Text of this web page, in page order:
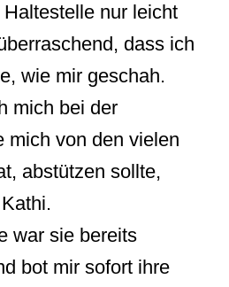
nur leicht
dass ich
wie mir geschah.
mich bei der
mich von den vielen
abstützen sollte,
war sie bereits
bot mir sofort ihre